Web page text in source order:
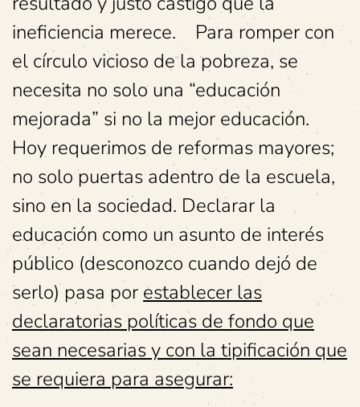
ineficiencia merece. Para romper con
el círculo vicioso de la pobreza, se
necesita no solo una “educación
mejorada” si no la mejor educación.
Hoy requerimos de reformas mayores;
no solo puertas adentro de la escuela,
sino en la sociedad. Declarar la
educación como un asunto de interés
público (desconozco cuando dejó de
serlo) pasa por establecer las
declaratorias políticas de fondo que
sean necesarias y con la tipificación que
se requiera para asegurar: